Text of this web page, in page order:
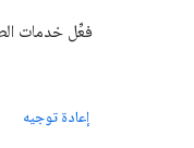
فعِّل خدمات
إعادة توجيه